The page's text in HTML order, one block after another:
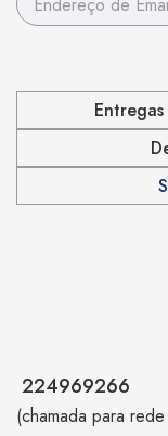
224969266
(chamada para